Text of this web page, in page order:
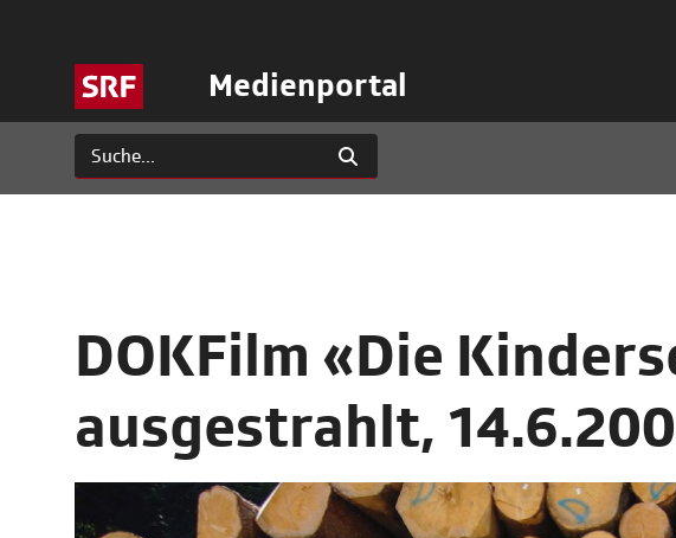
Medienportal
DOKFilm «Die
ausgestrahlt,